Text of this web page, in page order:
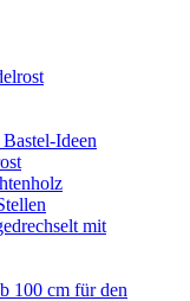
Ideen
mit
100 cm für den